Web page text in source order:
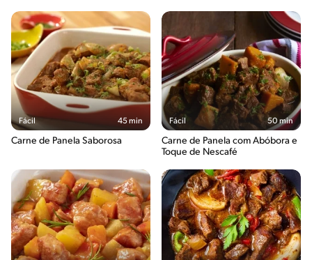
Fácil 45 min
Carne de Panela Saborosa
Fácil 50 min
Carne de Panela com Abóbora e
Toque de Nescafé